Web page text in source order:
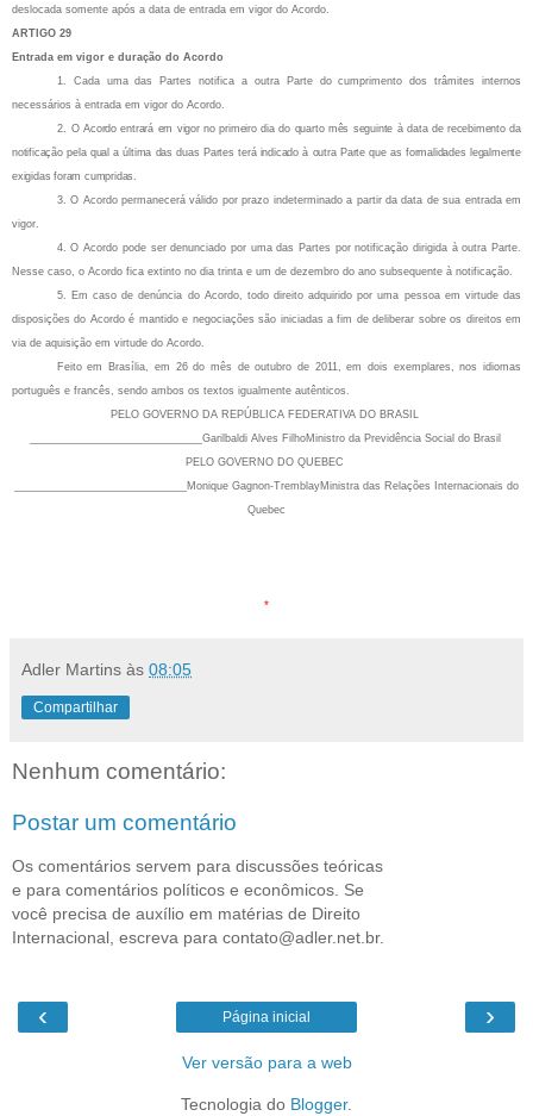
deslocada somente após a data de entrada em vigor do Acordo.
ARTIGO 29
Entrada em vigor e duração do Acordo
1. Cada uma das Partes notifica a outra Parte do cumprimento dos trâmites internos
necessários à entrada em vigor do Acordo.
2. OAcordo entrará em vigor no primeiro dia do quarto mês seguinte à data de recebimento da
notificação pela qual a última das duas Partes terá indicado à outra Parte que as formalidades legalmente
exigidas foram cumpridas.
3. O Acordo permanecerá válido por prazo indeterminado a partir da data de sua entrada em
vigor.
4. O Acordo pode ser denunciado por uma das Partes por notificação dirigida à outra Parte.
Nesse caso, o Acordo fica extinto no dia trinta e um de dezembro do ano subsequente à notificação.
5. Em caso de denúncia do Acordo, todo direito adquirido por uma pessoa em virtude das
disposições do Acordo é mantido e negociações são iniciadas a fim de deliberar sobre os direitos em
via de aquisição em virtude do Acordo.
Feito em Brasília, em 26 do mês de outubro de 2011, em dois exemplares, nos idiomas
português e francês, sendo ambos os textos igualmente autênticos.
PELO GOVERNO DA REPÚBLICA FEDERATIVA DO BRASIL
Garilbaldi Alves FilhoMinistro da Previdência Social do Brasil
PELO GOVERNO DO QUEBEC
Monique Gagnon-TremblayMinistra das Relações Internacionais do
Quebec
*
Adler Martins às 08:05
Compartilhar
Nenhum comentário:
Postar um comentário
Os comentários servem para discussões teóricas
e para comentários políticos e econômicos. Se
você precisa de auxílio em matérias de Direito
Internacional, escreva para contato@adler.net.br.
‹ ›
Página inicial
Ver versão para a web
Tecnologia do Blogger.